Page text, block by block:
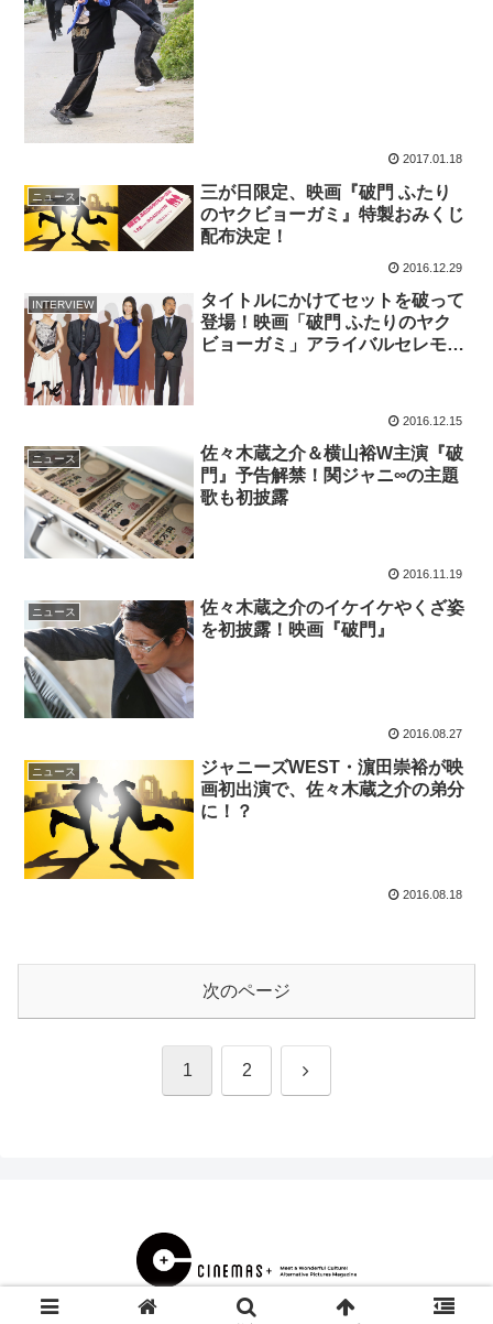
2017.01.18
ニュース
三が日限定、映画『破門 ふたり
のヤクビョーガミ』特製おみくじ
配布決定！
2016.12.29
INTERVIEW
タイトルにかけてセットを破って
登場！映画「破門 ふたりのヤク
ビョーガミ」アライバルセレモニ
2016.12.15
ニュース
佐々木蔵之介＆横山裕W主演『破
門』予告解禁！関ジャニ∞の主題
歌も初披露
2016.11.19
ニュース
佐々木蔵之介のイケイケやくざ姿
を初披露！映画『破門』
2016.08.27
ニュース
ジャニーズWEST・濵田崇裕が映
画初出演で、佐々木蔵之介の弟分
に！？
2016.08.18
次のページ
1 2 次
© 2000 CINEMAS＋.